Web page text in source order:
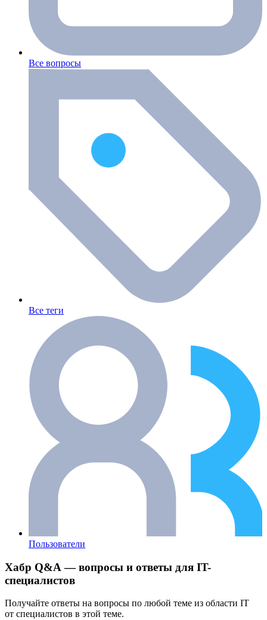
Все вопросы
Все теги
Пользователи
Хабр Q&A — вопросы и ответы для IT-
специалистов
Получайте ответы на вопросы по любой теме из области IT
от специалистов в этой теме.